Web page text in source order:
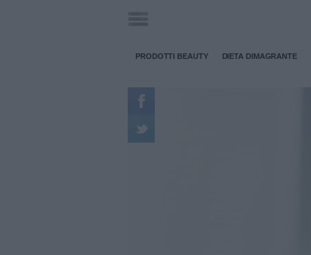
PRODOTTI BEAUTY DIETA DIMAGRANTE